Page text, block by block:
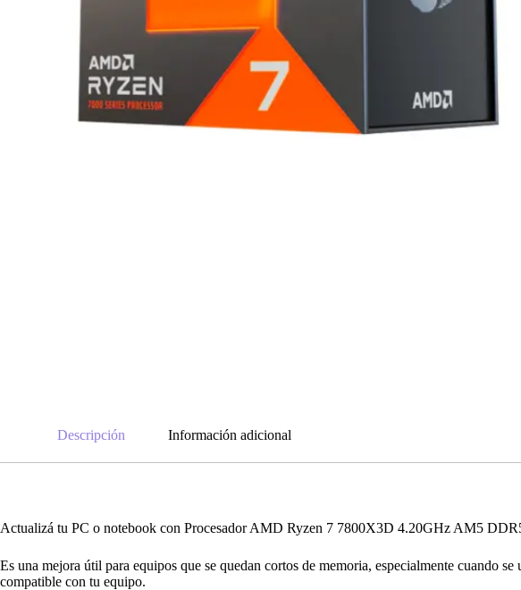
Descripción Información adicional
Actualizá tu PC o notebook con Procesador AMD Ryzen 7 7800X3D 4.20GHz AM5
Es una mejora útil para equipos que se quedan cortos de memoria, especialmente cuando
compatible con tu equipo.